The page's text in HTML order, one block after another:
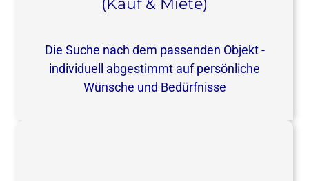
(Kauf & Miete)
Die Suche nach dem passenden Objekt -
individuell abgestimmt auf persönliche
Wünsche und Bedürfnisse